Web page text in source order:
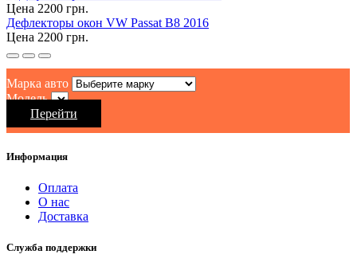
Цена 2200 грн.
Дефлекторы окон VW Passat B8 2016
Цена 2200 грн.
Марка авто
Модель
Перейти
Информация
Оплата
O нас
Доставка
Служба поддержки